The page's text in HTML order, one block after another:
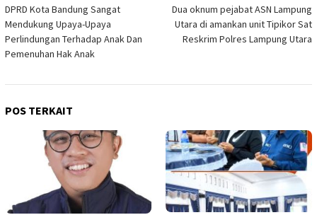
pos
DPRD Kota Bandung Sangat
Mendukung Upaya-Upaya
Perlindungan Terhadap Anak Dan
Pemenuhan Hak Anak
Dua oknum pejabat ASN Lampung
Utara di amankan unit Tipikor Sat
Reskrim Polres Lampung Utara
POS TERKAIT